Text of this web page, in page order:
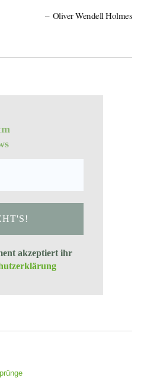
Oliver Wendell Holmes
akzeptiert ihr